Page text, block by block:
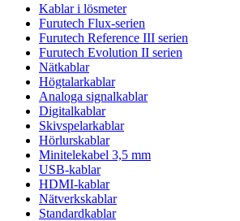
Kablar i lösmeter
Furutech Flux-serien
Furutech Reference III serien
Furutech Evolution II serien
Nätkablar
Högtalarkablar
Analoga signalkablar
Digitalkablar
Skivspelarkablar
Hörlurskablar
Minitelekabel 3,5 mm
USB-kablar
HDMI-kablar
Nätverkskablar
Standardkablar